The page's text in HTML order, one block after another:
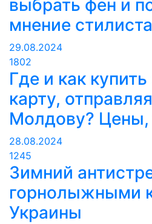
выбрать фен и
мнение стилиста
29.08.2024
1802
Где и как
карту,
Молдову? Цены,
28.08.2024
1245
Зимний
горнолыжными
Украины